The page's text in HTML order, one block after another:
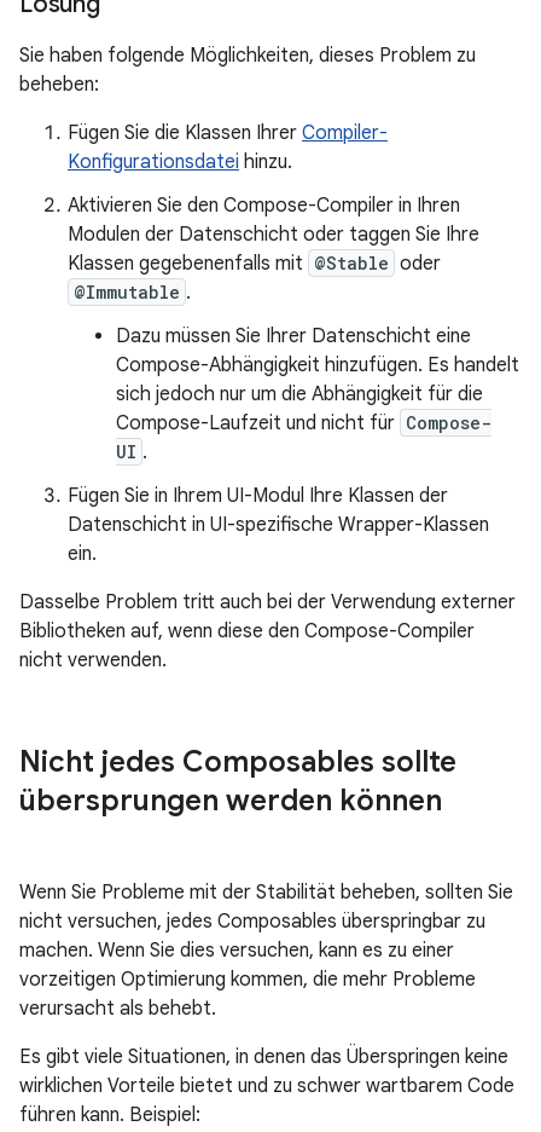
Sie haben folgende Möglichkeiten, dieses Problem zu
beheben:
Fügen Sie die Klassen Ihrer Compiler-
Konfigurationsdatei hinzu.
Aktivieren Sie den Compose-Compiler in Ihren
Modulen der Datenschicht oder taggen Sie Ihre
Klassen gegebenenfalls mit @Stable oder
@Immutable .
Dazu müssen Sie Ihrer Datenschicht eine
Compose-Abhängigkeit hinzufügen. Es handelt
sich jedoch nur um die Abhängigkeit für die
Compose-Laufzeit und nicht für Compose-
UI .
Fügen Sie in Ihrem UI-Modul Ihre Klassen der
Datenschicht in UI-spezifische Wrapper-Klassen
ein.
Dasselbe Problem tritt auch bei der Verwendung externer
Bibliotheken auf, wenn diese den Compose-Compiler
nicht verwenden.
Nicht jedes Composables sollte
übersprungen werden können
Wenn Sie Probleme mit der Stabilität beheben, sollten Sie
nicht versuchen, jedes Composables überspringbar zu
machen. Wenn Sie dies versuchen, kann es zu einer
vorzeitigen Optimierung kommen, die mehr Probleme
verursacht als behebt.
Es gibt viele Situationen, in denen das Überspringen keine
wirklichen Vorteile bietet und zu schwer wartbarem Code
führen kann. Beispiel: